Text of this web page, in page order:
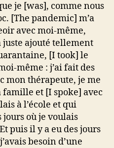
je [was], comme nous
[The pandemic] m’a
avec moi-même,
juste ajouté tellement
[I took] le
même : j’ai fait des
mon thérapeute, je me
famille et [I spoke] avec
à l’école et qui
jours où je voulais
puis il y a eu des jours
besoin d’une